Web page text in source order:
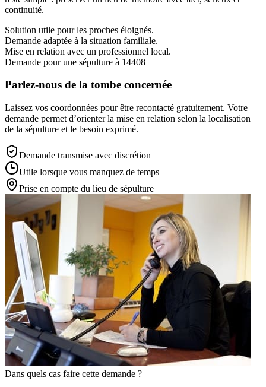
continuité.
Solution utile pour les proches éloignés.
Demande adaptée à la situation familiale.
Mise en relation avec un professionnel local.
Demande pour une sépulture à 14408
Parlez-nous de la tombe concernée
Laissez vos coordonnées pour être recontacté gratuitement. Votre
demande permet d’orienter la mise en relation selon la localisation
de la sépulture et le besoin exprimé.
Demande transmise avec discrétion
Utile lorsque vous manquez de temps
Prise en compte du lieu de sépulture
Dans quels cas faire cette demande ?